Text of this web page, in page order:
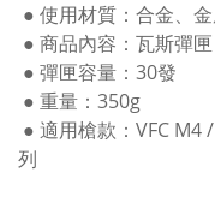
● 使用材質：合金、
● 商品內容：瓦斯彈匣
● 彈匣容量：30發
● 重量：350g
● 適用槍款：VFC M4
列